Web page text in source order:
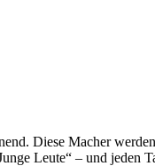
Diese Macher
Leute“ – und jeden